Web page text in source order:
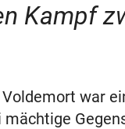
Kampf
war